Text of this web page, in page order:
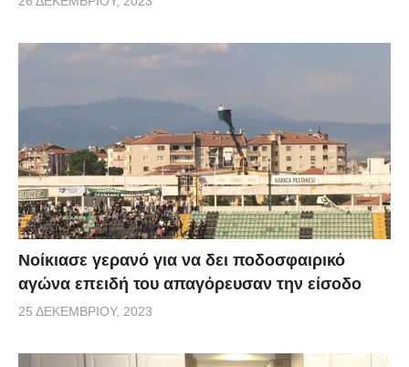
Νοίκιασε γερανό για να δει ποδοσφαιρικό
αγώνα επειδή του απαγόρευσαν την είσοδο
25 ΔΕΚΕΜΒΡΊΟΥ, 2023